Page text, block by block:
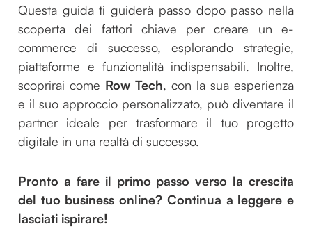
Questa guida ti guiderà passo dopo passo nella
scoperta dei fattori chiave per creare un e-
commerce di successo, esplorando strategie,
piattaforme e funzionalità indispensabili. Inoltre,
scoprirai come Row Tech, con la sua esperienza
e il suo approccio personalizzato, può diventare il
partner ideale per trasformare il tuo progetto
digitale in una realtà di successo.
Pronto a fare il primo passo verso la crescita
del tuo business online? Continua a leggere e
lasciati ispirare!